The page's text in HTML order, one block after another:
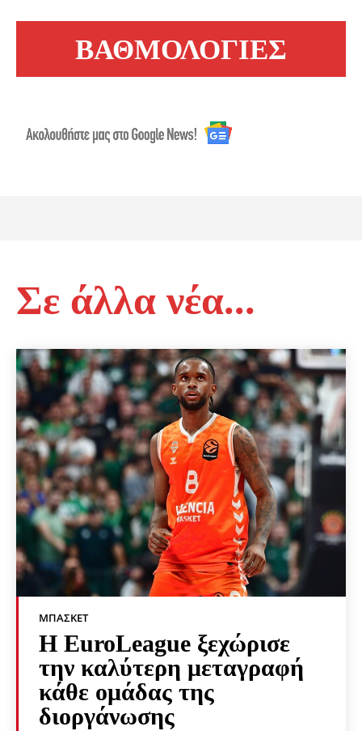
ΒΑΘΜΟΛΟΓΙΕΣ
Σε άλλα νέα...
ΜΠΆΣΚΕΤ
Η EuroLeague ξεχώρισε
την καλύτερη μεταγραφή
κάθε ομάδας της
διοργάνωσης